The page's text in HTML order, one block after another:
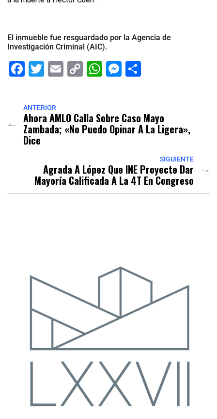
El inmueble fue resguardado por la Agencia de
Investigación Criminal (AIC).
Facebook
Twitter
EmailCopyWhatsApp
Messenger
ANTERIOR
Ahora AMLO Calla Sobre Caso Mayo
Zambada; «no Puedo Opinar A La Ligera»,
Dice
SIGUIENTE
Agrada A López Que INE Proyecte Dar
Mayoría Calificada A La 4T En Congreso